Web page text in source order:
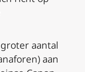
aantal
aan